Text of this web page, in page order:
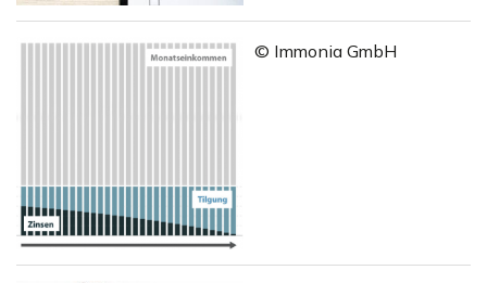
© Immonia GmbH